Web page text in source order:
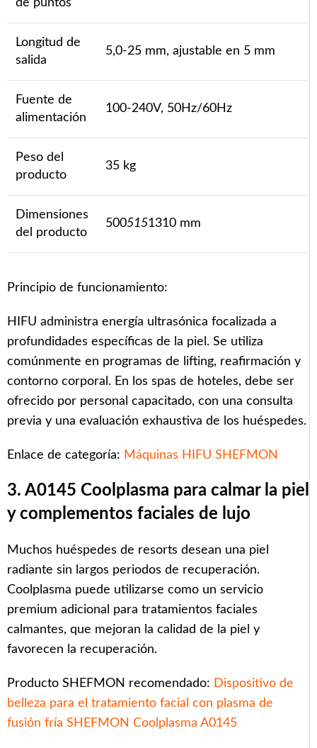
de puntos
Longitud de
salida
5,0-25 mm, ajustable en 5 mm
Fuente de
alimentación
100-240V, 50Hz/60Hz
Peso del
producto
35 kg
Dimensiones
del producto
5005151310 mm
Principio de funcionamiento:
HIFU administra energía ultrasónica focalizada a
profundidades específicas de la piel. Se utiliza
comúnmente en programas de lifting, reafirmación y
contorno corporal. En los spas de hoteles, debe ser
ofrecido por personal capacitado, con una consulta
previa y una evaluación exhaustiva de los huéspedes.
Enlace de categoría: Máquinas HIFU SHEFMON
3. A0145 Coolplasma para calmar la piel
y complementos faciales de lujo
Muchos huéspedes de resorts desean una piel
radiante sin largos periodos de recuperación.
Coolplasma puede utilizarse como un servicio
premium adicional para tratamientos faciales
calmantes, que mejoran la calidad de la piel y
favorecen la recuperación.
Producto SHEFMON recomendado: Dispositivo de
belleza para el tratamiento facial con plasma de
fusión fría SHEFMON Coolplasma A0145